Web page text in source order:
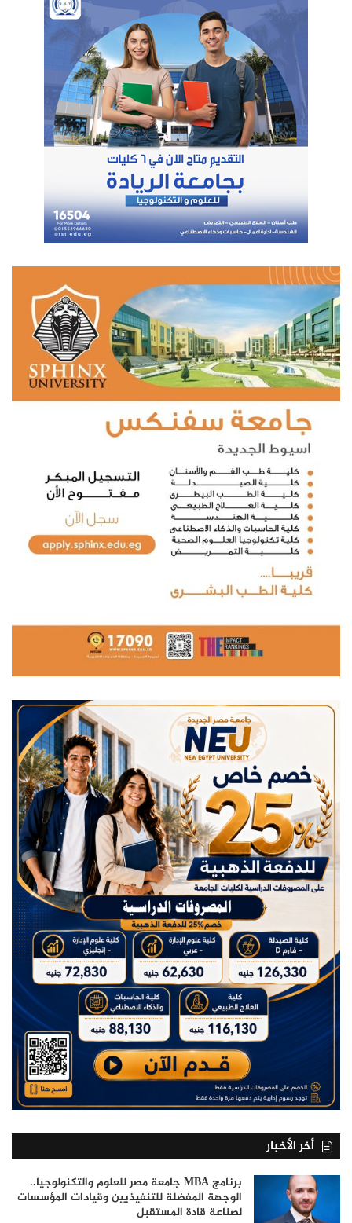
أخر الأخبار
برنامج MBA جامعة مصر للعلوم والتكنولوجيا..
الوجهة المفضلة للتنفيذيين وقيادات المؤسسات
لصناعة قادة المستقبل